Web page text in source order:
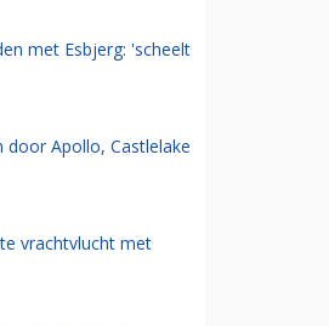
met Esbjerg: 'scheelt
Apollo, Castlelake
vrachtvlucht met